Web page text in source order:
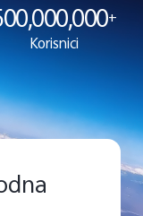
+
Korisnici